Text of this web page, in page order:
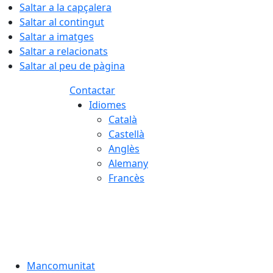
Saltar a la capçalera
Saltar al contingut
Saltar a imatges
Saltar a relacionats
Saltar al peu de pàgina
Contactar
Idiomes
Català
Castellà
Anglès
Alemany
Francès
Mancomunitat